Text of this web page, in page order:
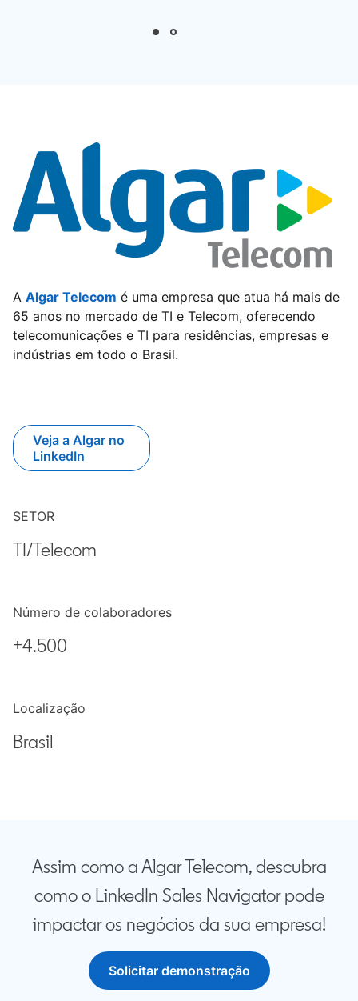
A Algar Telecom opens in a new tab
é uma empresa que atua há mais de
65 anos no mercado de TI e Telecom, oferecendo
telecomunicações e TI para residências, empresas e
indústrias em todo o Brasil.
Veja a Algar no
LinkedInopens in a new tab
SETOR
TI/Telecom
Número de colaboradores
+4.500
Localização
Brasil
Assim como a Algar Telecom, descubra
como o LinkedIn Sales Navigator pode
impactar os negócios da sua empresa!
Solicitar demonstração